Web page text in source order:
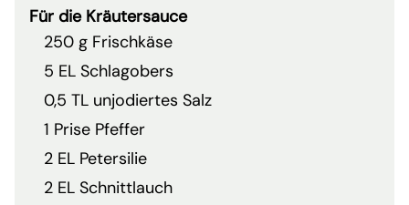
Für die Kräutersauce
250 g Frischkäse
5 EL Schlagobers
0,5 TL unjodiertes Salz
1 Prise Pfeffer
2 EL Petersilie
2 EL Schnittlauch